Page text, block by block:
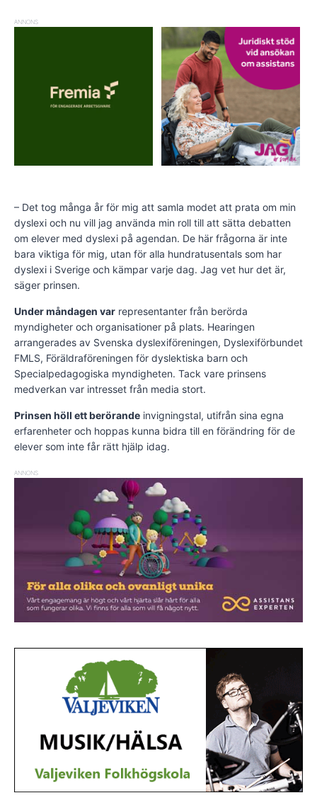
ANNONS
– Det tog många år för mig att samla modet att prata om min
dyslexi och nu vill jag använda min roll till att sätta debatten
om elever med dyslexi på agendan. De här frågorna är inte
bara viktiga för mig, utan för alla hundratusentals som har
dyslexi i Sverige och kämpar varje dag. Jag vet hur det är,
säger prinsen.
Under måndagen var representanter från berörda
myndigheter och organisationer på plats. Hearingen
arrangerades av Svenska dyslexiföreningen, Dyslexiförbundet
FMLS, Föräldraföreningen för dyslektiska barn och
Specialpedagogiska myndigheten. Tack vare prinsens
medverkan var intresset från media stort.
Prinsen höll ett berörande invigningstal, utifrån sina egna
erfarenheter och hoppas kunna bidra till en förändring för de
elever som inte får rätt hjälp idag.
ANNONS